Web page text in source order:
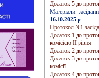
Додаток 5 до
Матеріали
16.10.2025 р.
Протокол №1
Додаток 1 до
комісією ІІ рівня
Додаток 2 до
Додаток 3 до
комісії
Додаток 4 до